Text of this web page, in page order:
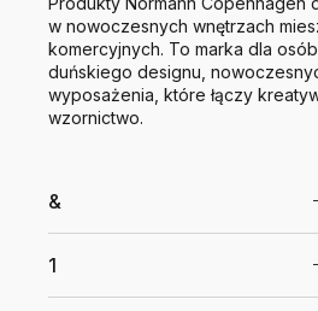
w nowoczesnych wnętrzach
komercyjnych. To marka dla
duńskiego designu,
wyposażenia, które łączy
wzornictwo.
&
1